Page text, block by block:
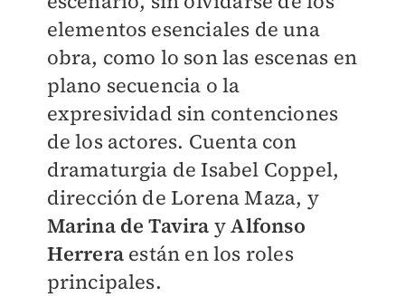
elementos esenciales de una
obra, como lo son las escenas en
plano secuencia o la
expresividad sin contenciones
de los actores. Cuenta con
dramaturgia de Isabel Coppel,
dirección de Lorena Maza, y
Marina de Tavira yAlfonso
Herreraestán en los roles
principales.